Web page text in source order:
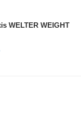
WELTER WEIGHT